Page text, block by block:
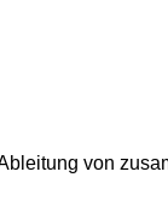
von